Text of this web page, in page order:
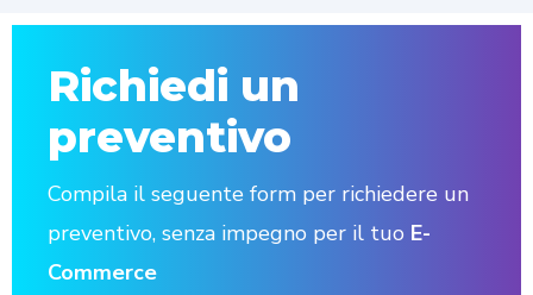
Richiedi un
preventivo
Compila il seguente form per richiedere un
preventivo, senza impegno per il tuo E-
Commerce